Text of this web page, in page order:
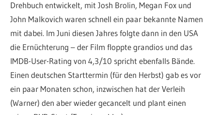
Drehbuch entwickelt, mit Josh Brolin, Megan Fox und
John Malkovich waren schnell ein paar bekannte Namen
mit dabei. Im Juni diesen Jahres folgte dann in den USA
die Ernüchterung – der Film floppte grandios und das
IMDB-User-Rating von 4,3/10 spricht ebenfalls Bände.
Einen deutschen Starttermin (für den Herbst) gab es vor
ein paar Monaten schon, inzwischen hat der Verleih
(Warner) den aber wieder gecancelt und plant einen